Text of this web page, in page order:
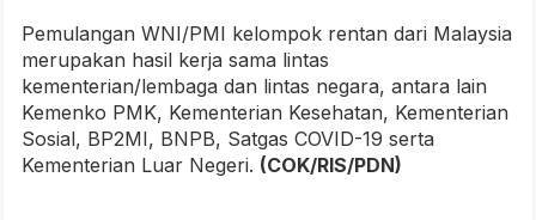
Pemulangan WNI/PMI kelompok rentan dari Malaysia
merupakan hasil kerja sama lintas
kementerian/lembaga dan lintas negara, antara lain
Kemenko PMK, Kementerian Kesehatan, Kementerian
Sosial, BP2MI, BNPB, Satgas COVID-19 serta
Kementerian Luar Negeri. (COK/RIS/PDN)